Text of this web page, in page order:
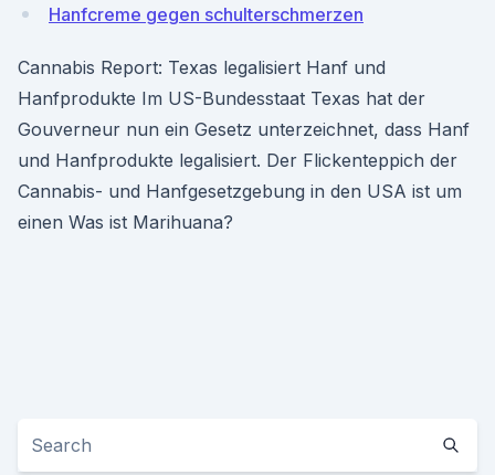
Hanfcreme gegen schulterschmerzen
Cannabis Report: Texas legalisiert Hanf und
Hanfprodukte Im US-Bundesstaat Texas hat der
Gouverneur nun ein Gesetz unterzeichnet, dass Hanf
und Hanfprodukte legalisiert. Der Flickenteppich der
Cannabis- und Hanfgesetzgebung in den USA ist um
einen Was ist Marihuana?